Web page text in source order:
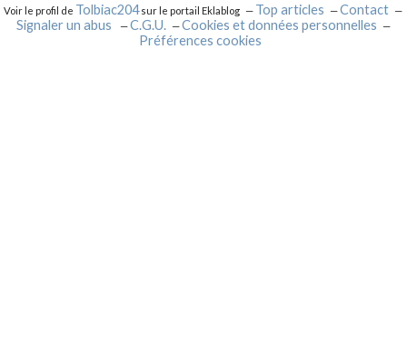
Voir le profil de Tolbiac204sur le portail Eklablog Top articles
Contact
Signaler un abus
C.G.U.
Cookies et données personnelles
Préférences cookies